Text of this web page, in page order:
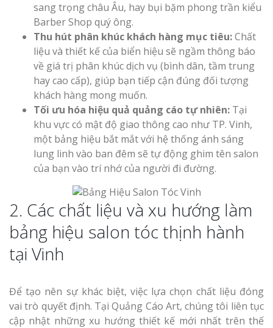
sang trọng châu Âu, hay bụi bặm phong trần kiểu
Barber Shop quý ông.
Thu hút phân khúc khách hàng mục tiêu:Chất
liệu và thiết kế của biển hiệu sẽ ngầm thông báo
về giá trị phân khúc dịch vụ (bình dân, tầm trung
hay cao cấp), giúp bạn tiếp cận đúng đối tượng
khách hàng mong muốn.
Tối ưu hóa hiệu quả quảng cáo tự nhiên: Tại
khu vực có mật độ giao thông cao như TP. Vinh,
một bảng hiệu bắt mắt với hệ thống ánh sáng
lung linh vào ban đêm sẽ tự động ghim tên salon
của bạn vào trí nhớ của người đi đường.
2. Các chất liệu và xu hướng làm
bảng hiệu salon tóc thịnh hành
tại Vinh
Để tạo nên sự khác biệt, việc lựa chọn chất liệu đóng
vai trò quyết định. Tại Quảng Cáo Art, chúng tôi liên tục
cập nhật những xu hướng thiết kế mới nhất trên thế
Làm Biển
Làm Biển
Mỹ Phẩm Vinh Thu
Hàng
Top 10 Mẫu
Hiệu Shop
Nghệ An Đẹp
Làm Hộp
Mỏng Nghệ
Hút